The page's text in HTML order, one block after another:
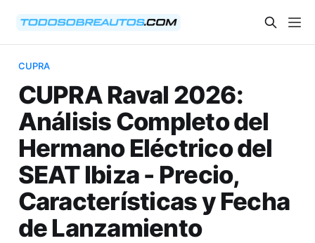
CUPRA
CUPRA Raval 2026:
Análisis Completo del
Hermano Eléctrico del
SEAT Ibiza - Precio,
Características y Fecha
de Lanzamiento